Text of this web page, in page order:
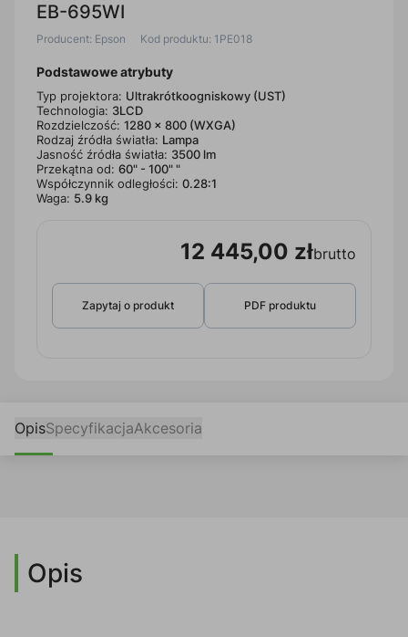
EB-695WI
Producent: Epson Kod produktu: 1PE018
Podstawowe atrybuty
Typ projektora: Ultrakrótkoogniskowy (UST)
Technologia: 3LCD
Rozdzielczość: 1280 x 800 (WXGA)
Rodzaj źródła światła: Lampa
Jasność źródła światła: 3500 lm
Przekątna od: 60" - 100" "
Współczynnik odległości: 0.28:1
Waga: 5.9 kg
12 445,00 złbrutto
Zapytaj o produkt PDF produktu
OpisSpecyfikacjaAkcesoria
Opis